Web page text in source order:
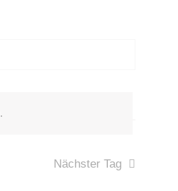
.
Nächster Tag